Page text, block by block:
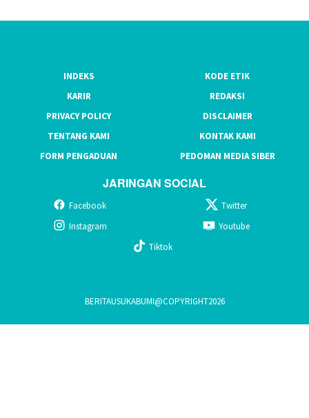
INDEKS
KODE ETIK
KARIR
REDAKSI
PRIVACY POLICY
DISCLAIMER
TENTANG KAMI
KONTAK KAMI
FORM PENGADUAN
PEDOMAN MEDIA SIBER
JARINGAN SOCIAL
Facebook
Twitter
Instagram
Youtube
Tiktok
BERITAUSUKABUMI@COPYRIGHT2026